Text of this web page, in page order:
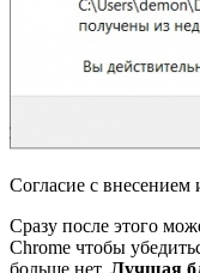
Согласие с внесением
Сразу после этого
Chrome чтобы
больше нет. Лучшая